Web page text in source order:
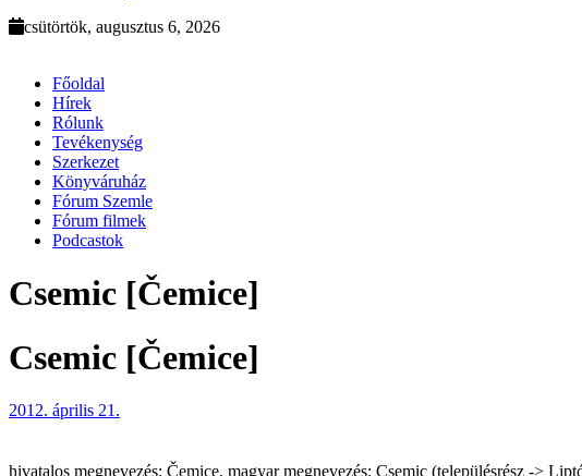
csütörtök, augusztus 6, 2026
Főoldal
Hírek
Rólunk
Tevékenység
Szerkezet
Könyváruház
Fórum Szemle
Fórum filmek
Podcastok
Csemic [Čemice]
Csemic [Čemice]
2012. április 21.
hivatalos megnevezés: Čemice, magyar megnevezés: Csemic (településrész ->